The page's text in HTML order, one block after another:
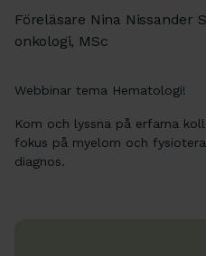
Föreläsare Nina Nissander
onkologi, MSc
Webbinar tema Hematologi!
Kom och lyssna på erfarna
fokus på myelom och
diagnos.